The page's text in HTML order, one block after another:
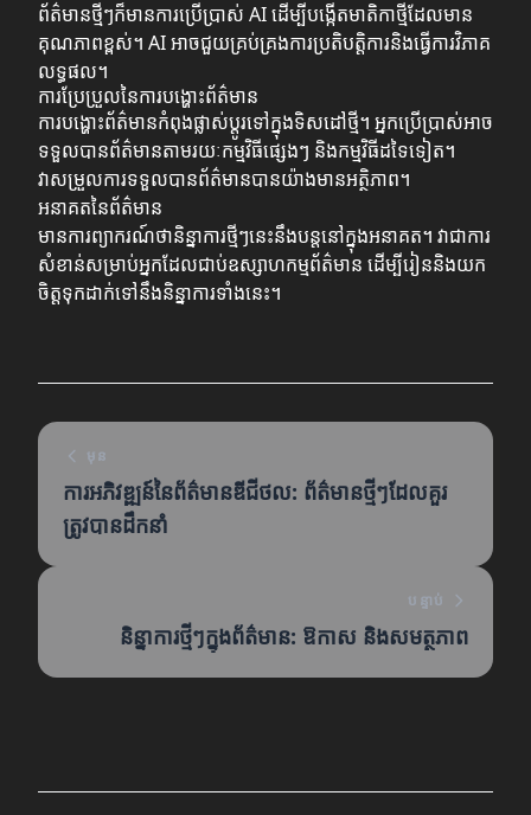
ព័ត៌មានថ្មីៗក៏មានការប្រើប្រាស់ AI ដើម្បីបង្កើតមាតិកាថ្មីដែលមាន
គុណភាពខ្ពស់។ AI អាចជួយគ្រប់គ្រងការប្រតិបត្តិការនិងធ្វើការវិភាគ
លទ្ធផល។
ការប្រែប្រួលនៃការបង្ហោះព័ត៌មាន
ការបង្ហោះព័ត៌មានកំពុងផ្លាស់ប្ដូរទៅក្នុងទិសដៅថ្មី។ អ្នកប្រើប្រាស់អាច
ទទួលបានព័ត៌មានតាមរយៈកម្មវិធីផ្សេងៗ និងកម្មវិធីដទៃទៀត។
វាសម្រួលការទទួលបានព័ត៌មានបានយ៉ាងមានអត្ថិភាព។
អនាគតនៃព័ត៌មាន
មានការព្យាករណ៍ថានិន្នាការថ្មីៗនេះនឹងបន្តនៅក្នុងអនាគត។ វាជាការ
សំខាន់សម្រាប់អ្នកដែលជាប់ឧស្សាហកម្មព័ត៌មាន ដើម្បីរៀននិងយក
ចិត្តទុកដាក់ទៅនឹងនិន្នាការទាំងនេះ។
មុន
ការអភិវឌ្ឍន៍នៃព័ត៌មានឌីជីថល: ព័ត៌មានថ្មីៗដែលគួរ
ត្រូវបានដឹកនាំ
បន្ទាប់
និន្នាការថ្មីៗក្នុងព័ត៌មាន: ឱកាស និងសមត្ថភាព